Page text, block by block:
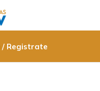
/ Registrate
Bronce/ Latón